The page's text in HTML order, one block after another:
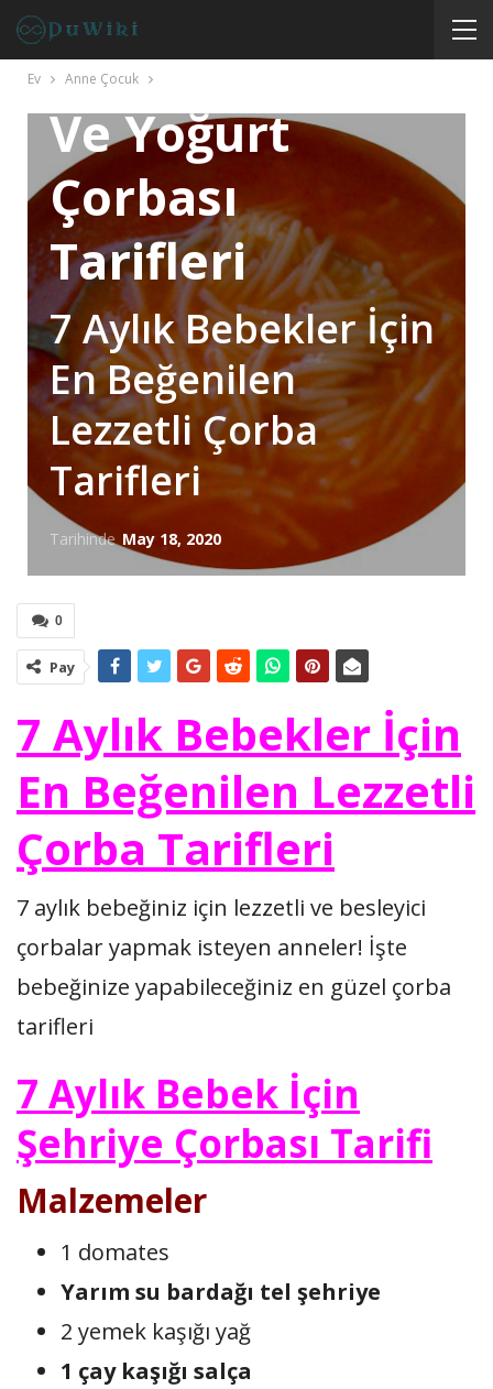
Ev Anne Çocuk
Şehriye, Sebze
Ve Yoğurt
Çorbası
Tarifleri
7 Aylık Bebekler İçin
En Beğenilen
Lezzetli Çorba
Tarifleri
Tarihinde May 18, 2020
0
Pay
7 Aylık Bebekler İçin
En Beğenilen Lezzetli
Çorba Tarifleri
7 aylık bebeğiniz için lezzetli ve besleyici
çorbalar yapmak isteyen anneler! İşte
bebeğinize yapabileceğiniz en güzel çorba
tarifleri
7 Aylık Bebek İçin
Şehriye Çorbası Tarifi
Malzemeler
1 domates
Yarım su bardağı tel şehriye
2 yemek kaşığı yağ
1 çay kaşığı salça